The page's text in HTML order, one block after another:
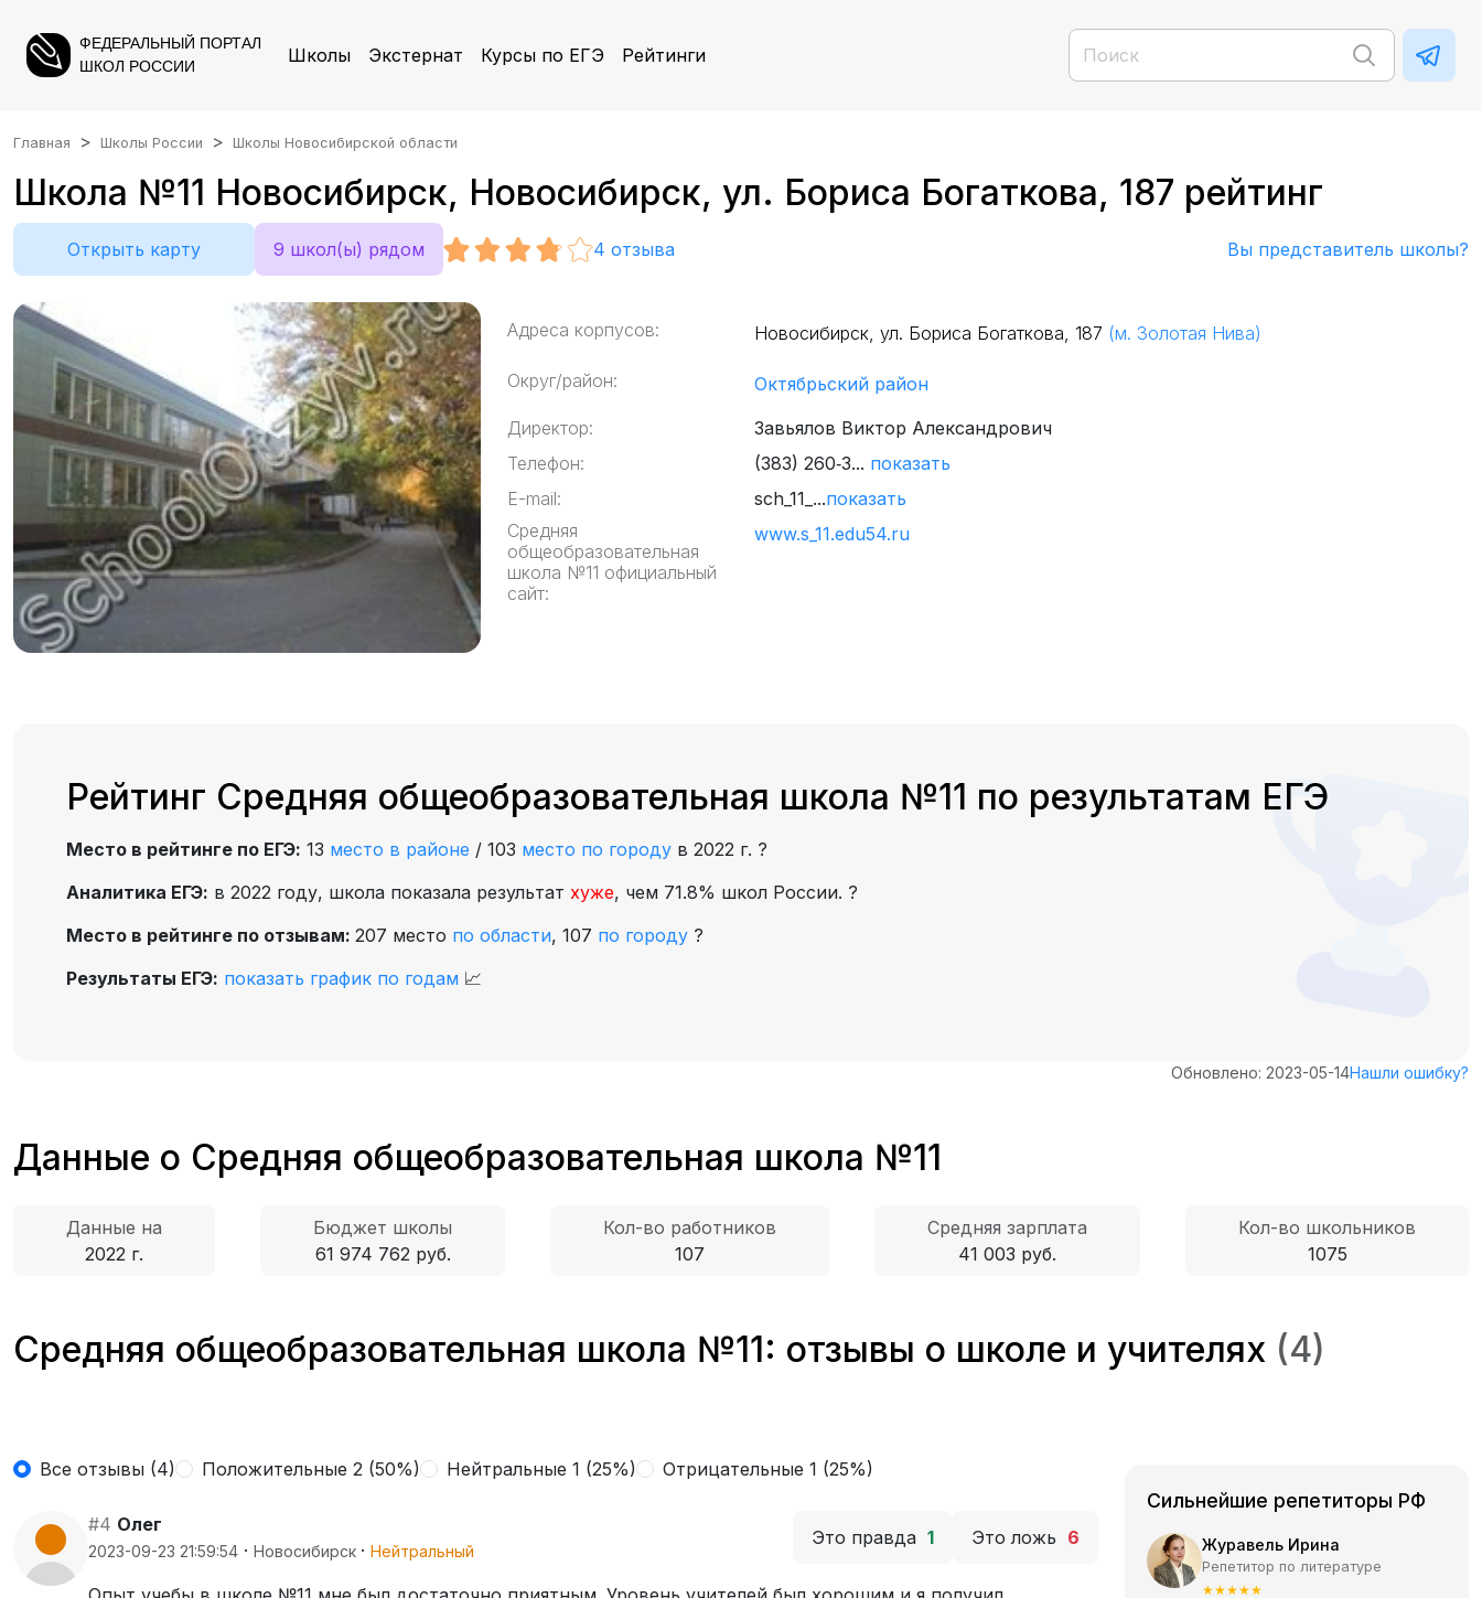
ФЕДЕРАЛЬНЫЙ ПОРТАЛ
ШКОЛ РОССИИ
Школы Экстернат Курсы по ЕГЭ Рейтинги
Главная Школы России Школы Новосибирской области
Школа №11 Новосибирск, Новосибирск, ул. Бориса Богаткова, 187 рейтинг
Открыть карту 9 школ(ы) рядом 4 отзыва Вы представитель школы?
Адреса корпусов: Новосибирск, ул. Бориса Богаткова, 187 (м. Золотая Нива)
Округ/район:
Октябрьский район
Директор:
Завьялов Виктор Александрович
Телефон:
(383) 260‑3... показать
E-mail:
sch_11_...показать
Средняя
общеобразовательная
школа №11 официальный
сайт:
www.s_11.edu54.ru
Рейтинг Средняя общеобразовательная школа №11 по результатам ЕГЭ
Место в рейтинге по ЕГЭ: 13 место в районе / 103 место по городу в 2022 г. ?
Аналитика ЕГЭ: в 2022 году, школа показала результат хуже, чем 71.8% школ России. ?
Место в рейтинге по отзывам: 207 место по области, 107 по городу ?
Результаты ЕГЭ: показать график по годам 📈
Обновлено: 2023-05-14Нашли ошибку?
Данные о Средняя общеобразовательная школа №11
Данные на
2022 г.
Бюджет школы
61 974 762 руб.
Кол-во работников
107
Средняя зарплата
41 003 руб.
Кол-во школьников
1075
Средняя общеобразовательная школа №11: отзывы о школе и учителях (4)
Все отзывы (4) Положительные 2 (50%) Нейтральные 1 (25%) Отрицательные 1 (25%)
#4 Олег
2023-09-23 21:59:54 · Новосибирск · Нейтральный
Это правда 1 Это ложь 6
Сильнейшие репетиторы РФ
Журавель Ирина
Репетитор по литературе
★★★★★